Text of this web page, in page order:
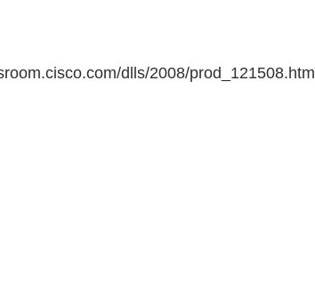
dlls/2008/prod_121508.html